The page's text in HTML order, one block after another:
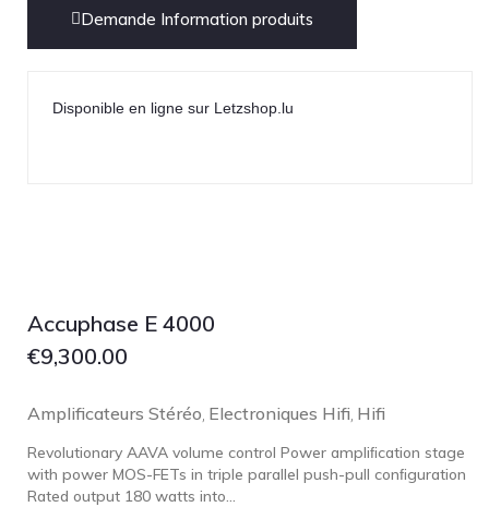
MUSICAL FIDELITY
psb SPEAKERS
Q Acoustics
Raidho
ROKSAN
Rose Hifi
Demande Information produits
Disponible en ligne sur Letzshop.lu
Accuphase E 4000
€9,300.00
Amplificateurs Stéréo Electroniques Hifi Hifi
Revolutionary AAVA volume control Power ampliﬁcation stage
with power MOS-FETs in triple parallel push-pull conﬁguration
Rated output 180 watts into...